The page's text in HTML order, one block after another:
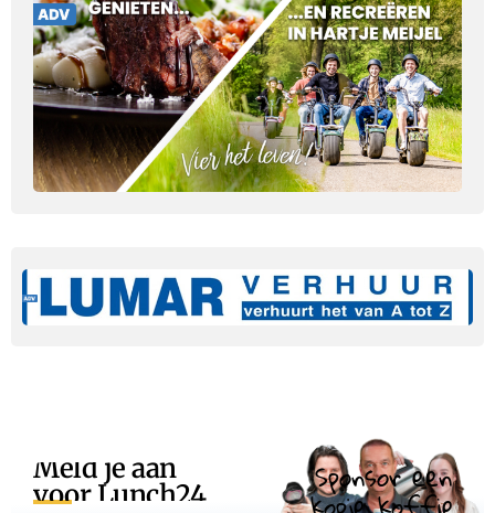
Meld je aan
voor Lunch24 Sponsor een